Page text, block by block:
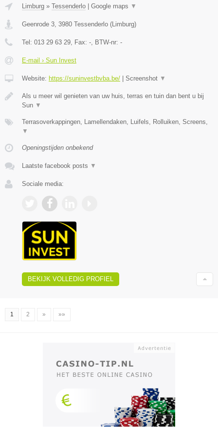
Limburg » Tessenderlo Google maps ▼
Geenrode 3 3980 Tessenderlo ( Limburg)
Tel: 013 29 63 29 , Fax: - , BTW-nr: -
E-mail › Sun Invest
Website: https://suninvestbvba.be/ Screenshot ▼
Als u meer wil genieten van uw huis, terras en tuin dan bent u bij
Sun ▼
Terrasoverkappingen, Lamellendaken, Luifels, Rolluiken, Screens,
▼
Openingstijden onbekend
Laatste facebook posts ▼
Sociale media:
BEKIJK VOLLEDIG PROFIEL
1 2 » »»